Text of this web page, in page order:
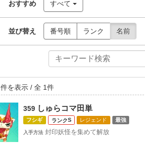
おすすめ すべて
並び替え 番号順 ランク 名前
件を表示 / 全 1件
359 しゅらコマ田単
フシギ S レジェンド 最強
入手方法 封印妖怪を集めて解放